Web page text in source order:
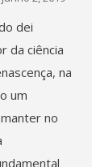
dei
da ciência
na
um
no